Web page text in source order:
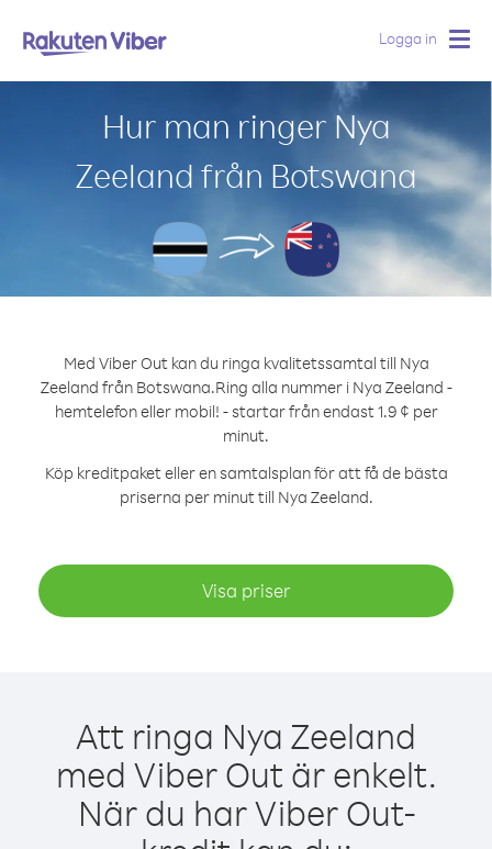
Logga in
Hur man ringer Nya
Zeeland från Botswana
Med Viber Out kan du ringa kvalitetssamtal till Nya
Zeeland från Botswana.Ring alla nummer i Nya Zeeland -
hemtelefon eller mobil! - startar från endast 1.9 ¢ per
minut.
Köp kreditpaket eller en samtalsplan för att få de bästa
priserna per minut till Nya Zeeland.
Visa priser
Att ringa Nya Zeeland
med Viber Out är enkelt.
När du har Viber Out-